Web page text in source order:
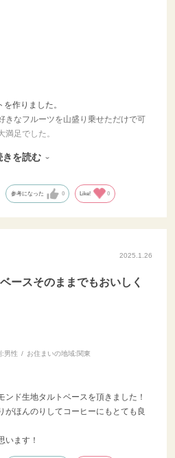
作りました。
きなフルーツを山盛り乗せただけで可
足でした。
に飾って楽しめることと、お値段を考
きを読む
参考になった 0 Like! 0
2025.1.26
ースそのままでもおいしく
:男性 お住まいの地域:関東
ンド生地タルトベースを頂きました！
がほんのりしてコーヒーにもとても良
います！